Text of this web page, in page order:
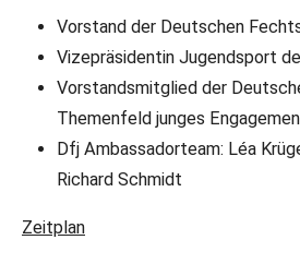
Vorstand der Deutschen
Vizepräsidentin Jugendsport
Vorstandsmitglied der
Themenfeld junges
Dfj Ambassadorteam: Léa
Richard Schmidt
Zeitplan